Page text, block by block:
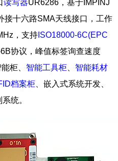
读写器UR6286，基于IMPINJ
接十六路SMA天线接口，工作
，支持 ISO18000-6C(EPC
6B协议，峰值标签询查速度
柜、 智能工具柜
智能耗材
档案柜 、嵌入式系统开发、
统。